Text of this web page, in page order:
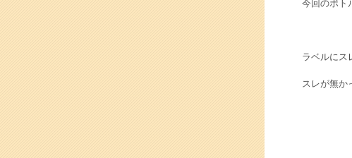
今回のボト
ラベルにス
スレが無か